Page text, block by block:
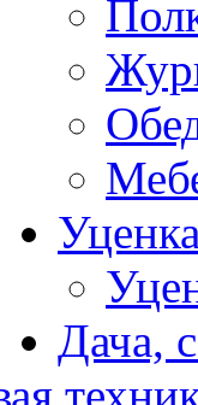
Уценка
Дача,